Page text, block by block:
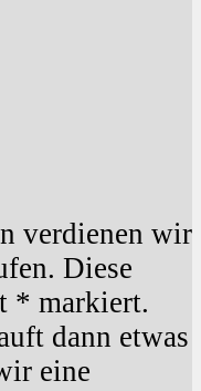
verdienen wir
Diese
* markiert.
dann etwas
eine